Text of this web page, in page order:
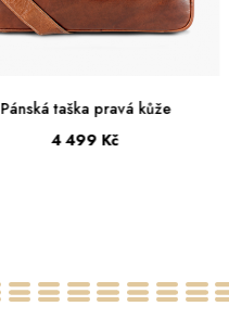
Pánská taška pravá kůže
2 199 Kč